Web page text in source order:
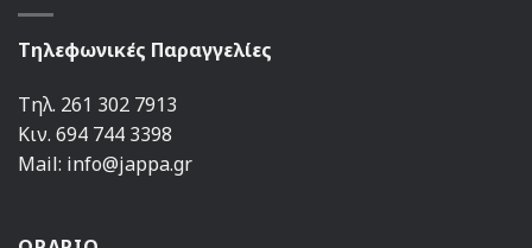
Τηλεφωνικές Παραγγελίες
Τηλ. 261 302 7913
Κιν. 694 744 3398
Mail: info@jappa.gr